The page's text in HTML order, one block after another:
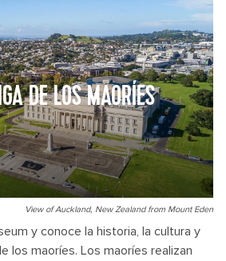
DE LOS MAORÍES
View of Auckland, New Zealand from Mount Eden
y conoce la historia, la cultura y
los maoríes. Los maoríes realizan